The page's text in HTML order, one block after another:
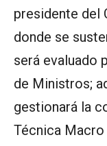
presidente del
donde se
será evaluado
de Ministros;
gestionará la
Técnica